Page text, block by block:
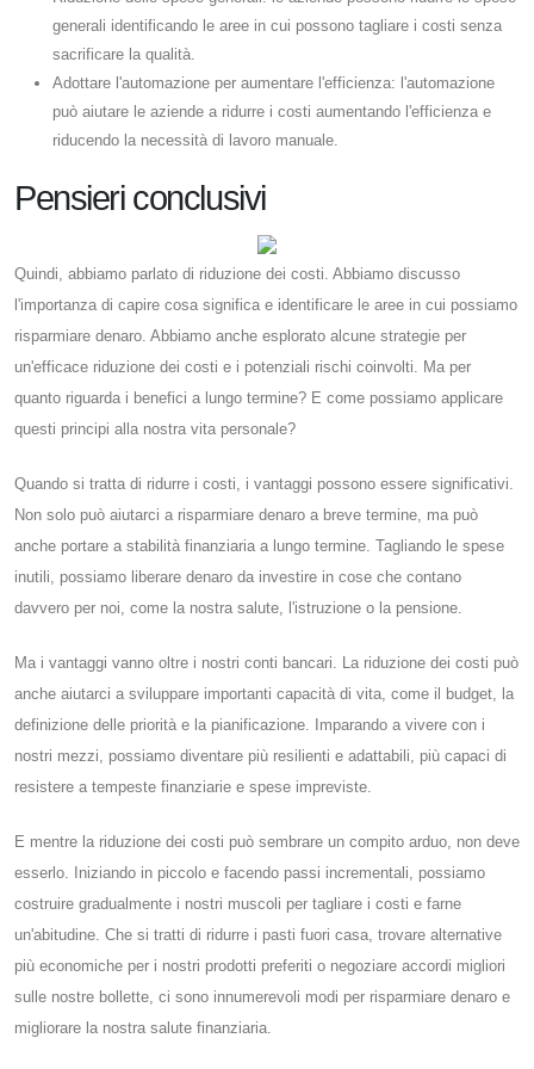
generali identificando le aree in cui possono tagliare i costi senza
sacrificare la qualità.
Adottare l'automazione per aumentare l'efficienza: l'automazione
può aiutare le aziende a ridurre i costi aumentando l'efficienza e
riducendo la necessità di lavoro manuale.
Pensieri conclusivi
Quindi, abbiamo parlato di riduzione dei costi. Abbiamo discusso
l'importanza di capire cosa significa e identificare le aree in cui possiamo
risparmiare denaro. Abbiamo anche esplorato alcune strategie per
un'efficace riduzione dei costi e i potenziali rischi coinvolti. Ma per
quanto riguarda i benefici a lungo termine? E come possiamo applicare
questi principi alla nostra vita personale?
Quando si tratta di ridurre i costi, i vantaggi possono essere significativi.
Non solo può aiutarci a risparmiare denaro a breve termine, ma può
anche portare a stabilità finanziaria a lungo termine. Tagliando le spese
inutili, possiamo liberare denaro da investire in cose che contano
davvero per noi, come la nostra salute, l'istruzione o la pensione.
Ma i vantaggi vanno oltre i nostri conti bancari. La riduzione dei costi può
anche aiutarci a sviluppare importanti capacità di vita, come il budget, la
definizione delle priorità e la pianificazione. Imparando a vivere con i
nostri mezzi, possiamo diventare più resilienti e adattabili, più capaci di
resistere a tempeste finanziarie e spese impreviste.
E mentre la riduzione dei costi può sembrare un compito arduo, non deve
esserlo. Iniziando in piccolo e facendo passi incrementali, possiamo
costruire gradualmente i nostri muscoli per tagliare i costi e farne
un'abitudine. Che si tratti di ridurre i pasti fuori casa, trovare alternative
più economiche per i nostri prodotti preferiti o negoziare accordi migliori
sulle nostre bollette, ci sono innumerevoli modi per risparmiare denaro e
migliorare la nostra salute finanziaria.